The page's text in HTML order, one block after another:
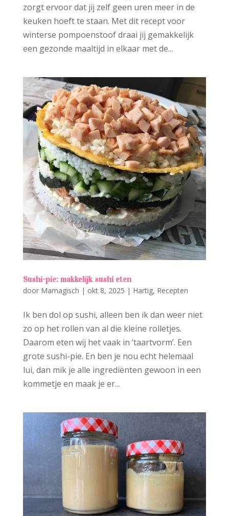
zorgt ervoor dat jij zelf geen uren meer in de
keuken hoeft te staan. Met dit recept voor
winterse pompoenstoof draai jij gemakkelijk
een gezonde maaltijd in elkaar met de...
Sushi-pie: makkelijk sushi eten
door Mamagisch | okt 8, 2025 | Hartig, Recepten
Ik ben dol op sushi, alleen ben ik dan weer niet
zo op het rollen van al die kleine rolletjes.
Daarom eten wij het vaak in ’taartvorm’. Een
grote sushi-pie. En ben je nou echt helemaal
lui, dan mik je alle ingrediënten gewoon in een
kommetje en maak je er...